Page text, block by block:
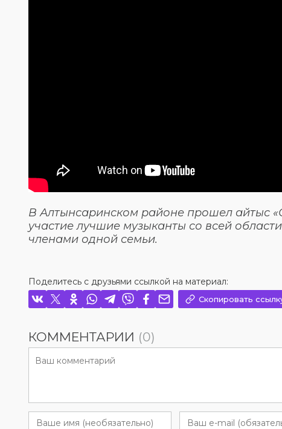
В Алтынсаринском районе прошел айтыс
участие лучшие музыканты со всей
членами одной семьи.
Поделитесь с друзьями ссылкой на материал:
Скопировать
КОММЕНТАРИИ (0)